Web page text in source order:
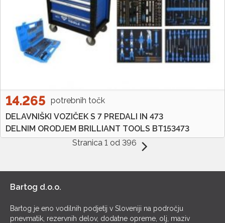
14.265 potrebnih točk
DELAVNIŠKI VOZIČEK S 7 PREDALI IN 473
DELNIM ORODJEM BRILLIANT TOOLS BT153473
Stranica 1 od 396
Bartog d.o.o.
Bartog je eno vodilnih podjetij v Sloveniji na področju
pnevmatik, rezervnih delov, dodatne opreme, olj, maziv